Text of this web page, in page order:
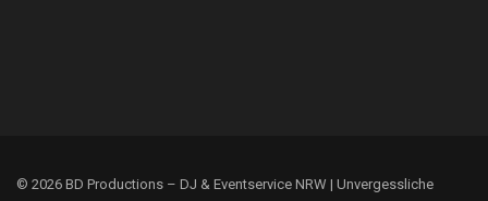
© 2026 BD Productions – DJ & Eventservice NRW | Unvergessliche